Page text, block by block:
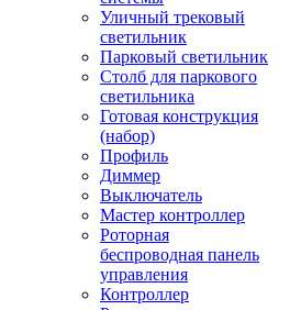
Уличный трековый
светильник
Парковый светильник
Столб для паркового
светильника
Готовая конструкция
(набор)
Профиль
Диммер
Выключатель
Мастер контроллер
Роторная
беспроводная панель
управления
Контроллер